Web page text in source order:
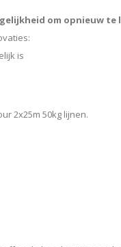
om opnieuw
is
2x25m 50kg lijnen.